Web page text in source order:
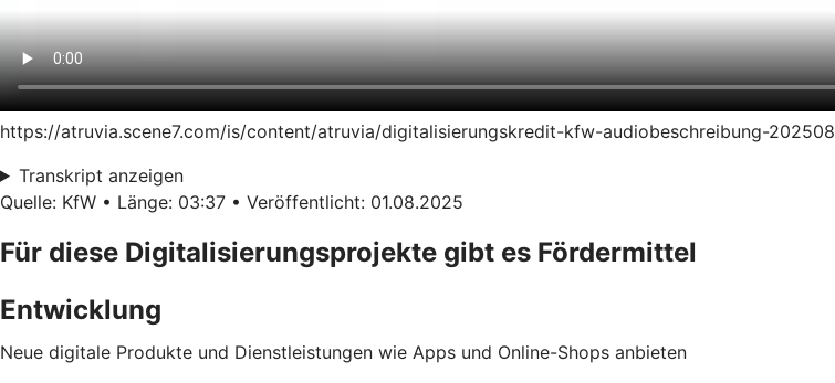
https://atruvia.scene7.com/is/content/atruvia/digitalisierungskredit-kfw-audiobeschreibung-202508
Transkript anzeigen
Quelle: KfW • Länge: 03:37 • Veröffentlicht: 01.08.2025
Für diese Digitalisierungsprojekte gibt es Fördermittel
Entwicklung
Neue digitale Produkte und Dienstleistungen wie Apps und Online-Shops anbieten